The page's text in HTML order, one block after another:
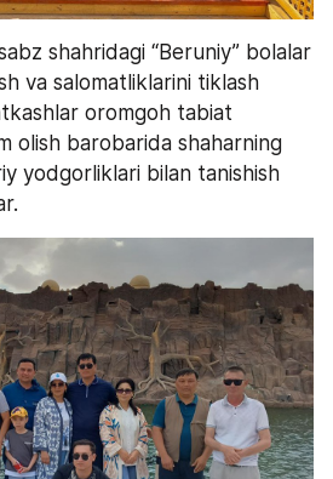
shahridagi “Beruniy” bolalar
va salomatliklarini tiklash
oromgoh tabiat
olish barobarida shaharning
yodgorliklari bilan tanishish